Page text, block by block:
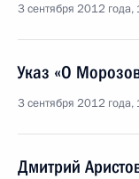
3 сентября 2012
Указ «О
3 сентября 2012
Дмитрий